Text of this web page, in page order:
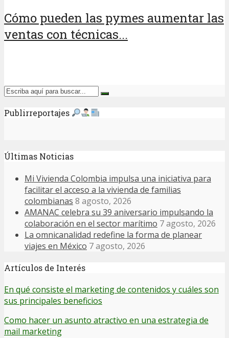
Cómo pueden las pymes aumentar las
ventas con técnicas...
Publirreportajes
Últimas Noticias
Mi Vivienda Colombia impulsa una iniciativa para
facilitar el acceso a la vivienda de familias
colombianas 8 agosto, 2026
AMANAC celebra su 39 aniversario impulsando la
colaboración en el sector marítimo 7 agosto, 2026
La omnicanalidad redefine la forma de planear
viajes en México 7 agosto, 2026
Artículos de Interés
En qué consiste el marketing de contenidos y cuáles son
sus principales beneficios
Como hacer un asunto atractivo en una estrategia de
mail marketing